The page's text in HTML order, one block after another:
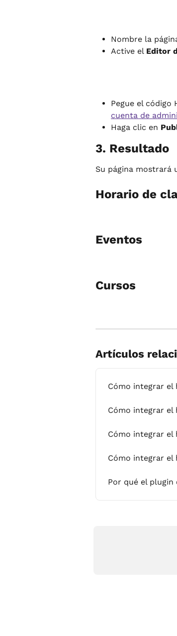
Nombre la
Active el Editor
Pegue el código
cuenta de
Haga clic en
3. Resultado
Su página mostrará
Horario de
Eventos
Cursos
Artículos
Cómo integrar el
Cómo integrar el
Cómo integrar el
Cómo integrar el
Por qué el